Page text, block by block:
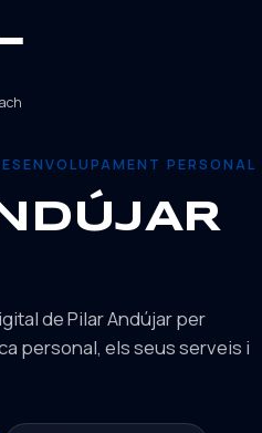
PERSONAL
de Pilar Andújar per
personal, els seus serveis i